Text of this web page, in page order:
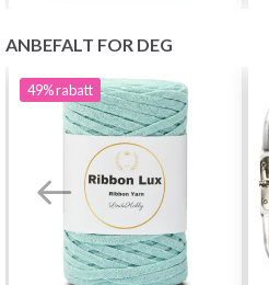
ANBEFALT FOR DEG
49%rabatt